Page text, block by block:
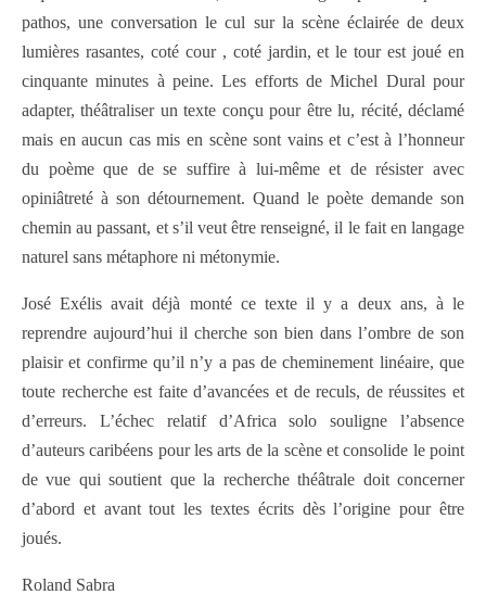
pathos, une conversation le cul sur la scène éclairée de deux
lumières rasantes, coté cour , coté jardin, et le tour est joué en
cinquante minutes à peine. Les efforts de Michel Dural pour
adapter, théâtraliser un texte conçu pour être lu, récité, déclamé
mais en aucun cas mis en scène sont vains et c’est à l’honneur
du poème que de se suffire à lui-même et de résister avec
opiniâtreté à son détournement. Quand le poète demande son
chemin au passant, et s’il veut être renseigné, il le fait en langage
naturel sans métaphore ni métonymie.
José Exélis avait déjà monté ce texte il y a deux ans, à le
reprendre aujourd’hui il cherche son bien dans l’ombre de son
plaisir et confirme qu’il n’y a pas de cheminement linéaire, que
toute recherche est faite d’avancées et de reculs, de réussites et
d’erreurs. L’échec relatif d’Africa solo souligne l’absence
d’auteurs caribéens pour les arts de la scène et consolide le point
de vue qui soutient que la recherche théâtrale doit concerner
d’abord et avant tout les textes écrits dès l’origine pour être
joués.
Roland Sabra